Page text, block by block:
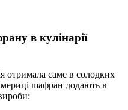
в кулінарії
отримала саме в солодких
шафран додають в